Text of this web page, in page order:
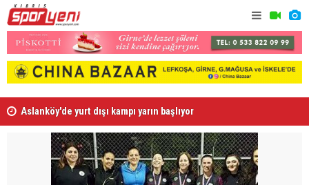
Aslanköy'de yurt dışı kampı yarın başlıyor